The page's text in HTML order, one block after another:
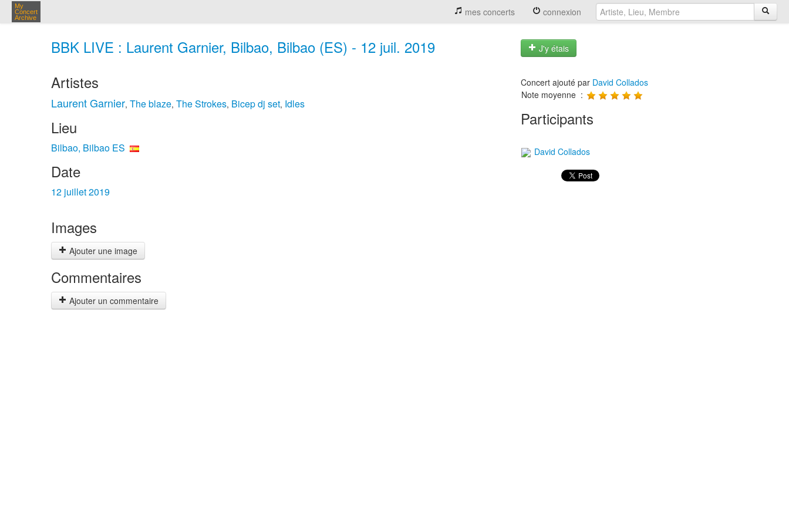
My
Concert
Archive
mes concerts connexion
BBK LIVE : Laurent Garnier, Bilbao, Bilbao (ES) - 12 juil. 2019 J'y étais
Artistes
Laurent Garnier, The blaze, The Strokes, Bicep dj set, Idles
Lieu
Bilbao, Bilbao ES
Date
12 juillet 2019
Images
Ajouter une image
Commentaires
Ajouter un commentaire
Concert ajouté par David Collados
Note moyenne :
Participants
David Collados